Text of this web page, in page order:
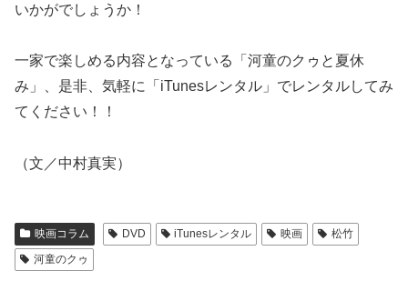
いかがでしょうか！
一家で楽しめる内容となっている「河童のクゥと夏休
み」、是非、気軽に「iTunesレンタル」でレンタルしてみ
てください！！
（文／中村真実）
映画コラム DVD iTunesレンタル 映画
松竹
河童のクゥ